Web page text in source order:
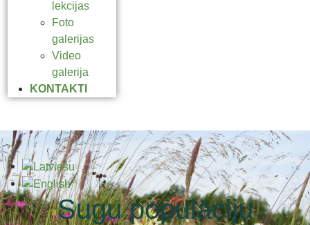
lekcijas
Foto
galerijas
Video
galerija
KONTAKTI
Sugu populāciju